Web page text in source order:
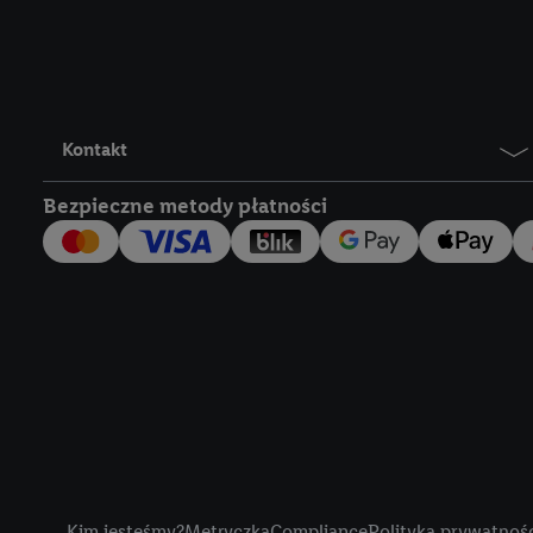
Kontakt
Bezpieczne metody płatności
Lidl Plus, możemy
wymienionych
następnie
użytkownika w
my i jeden z innych
Użytkownik upoważnia
usługach Lidl. Utiq
tak, Utiq udostępni
numeru
wykorzystany do
szczególności
obsługiwanych przez
korzystanie z
lub